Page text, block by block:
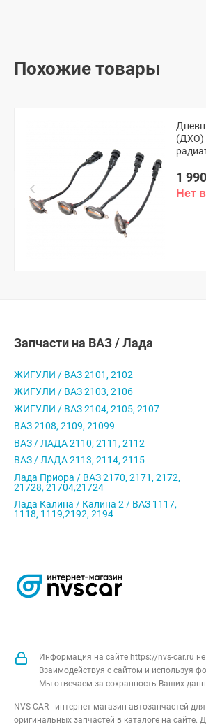
Похожие товары
(ДХО)
1 990
Запчасти на ВАЗ / Лада
ЖИГУЛИ / ВАЗ 2101, 2102
ЖИГУЛИ / ВАЗ 2103, 2106
ЖИГУЛИ / ВАЗ 2104, 2105, 2107
ВАЗ 2108, 2109, 21099
ВАЗ / ЛАДА 2110, 2111, 2112
ВАЗ / ЛАДА 2113, 2114, 2115
Лада Приора / ВАЗ 2170, 2171, 2172,
21728, 21704,21724
Лада Калина / Калина 2 / ВАЗ 1117,
1118, 1119,2192, 2194
Информация на сайте https://nvs-car.ru
Взаимодействуя с сайтом и используя
Мы отвечаем за сохранность Ваших
NVS-CAR - интернет-магазин автозапчастей
оригинальных запчастей в каталоге на сайте.